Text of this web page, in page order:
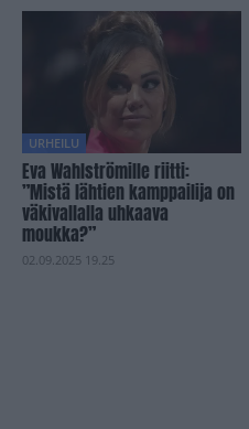
URHEILU
Eva Wahlströmille riitti:
”Mistä lähtien kamppailija on
väkivallalla uhkaava
moukka?”
02.09.2025 19.25